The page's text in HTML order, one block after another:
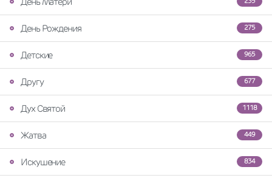
275
День Рождения
965
Детские
677
Другу
1118
Дух Святой
449
Жатва
834
Искушение